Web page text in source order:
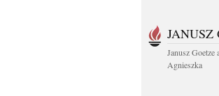
JANUSZ
Janusz Goetze
Agnieszka